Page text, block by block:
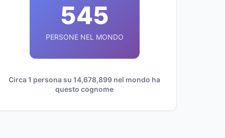
545
PERSONE NEL MONDO
Circa 1 persona su 14,678,899 nel mondo ha
questo cognome